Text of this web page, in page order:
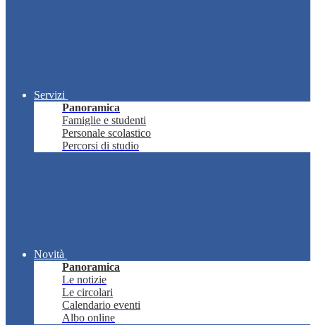
Servizi
Panoramica
Famiglie e studenti
Personale scolastico
Percorsi di studio
Novità
Panoramica
Le notizie
Le circolari
Calendario eventi
Albo online